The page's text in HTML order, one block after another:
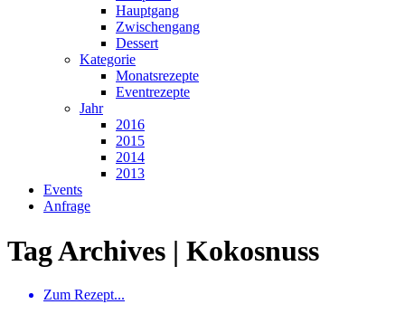
Hauptgang
Zwischengang
Dessert
Kategorie
Monatsrezepte
Eventrezepte
Jahr
2016
2015
2014
2013
Events
Anfrage
Tag Archives | Kokosnuss
Zum Rezept...